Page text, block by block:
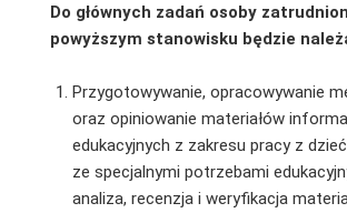
Do głównych zadań osoby
powyższym stanowisku będzie
Przygotowywanie, opracowywanie
oraz opiniowanie materiałów
edukacyjnych z zakresu pracy z
ze specjalnymi potrzebami
analiza, recenzja i weryfikacja